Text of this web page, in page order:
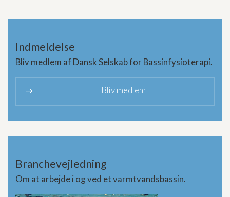
Indmeldelse
Bliv medlem af Dansk Selskab for Bassinfysioterapi.
9 Bliv medlem
Branchevejledning
Om at arbejde i og ved et varmtvandsbassin.